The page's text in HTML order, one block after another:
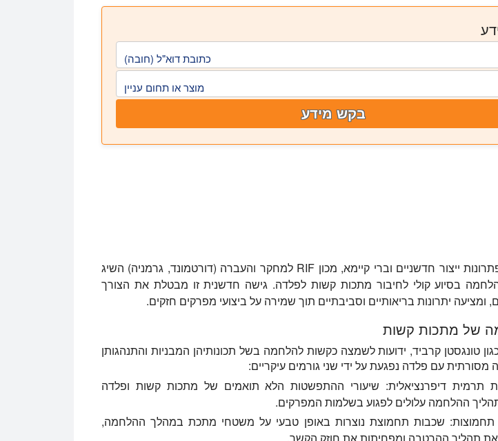
כתובת דוא"ל (חובה)
מוצר או תחום עניין
בקש מידע
בחיפוש אחר פתרונות ייצור חדשניים וברי קיימא, מכון RIF למחקר והעברה (דורטמונד, גרמניה) השיג
בסיוע קולי לחיבור מתכות קשות לפלדה. גישה חדשנית זו מבטלת את הצורך
ומציעה יתרונות בריאותיים וסביבתיים תוך שמירה על ביצועי מפרקים חזקים.
של מתכות קשות
טונגסטן קרביד, ידועות לשמצה כקשות להלחמה בשל תכונותיהן המבניות והתנהגותן
עם פלדה נפגעת על ידי שני גורמים עיקריים:
תרמית דיפרנציאלית: שיעורי ההתפשטות הלא תואמים של מתכות קשות ופלדה
ההלחמה עלולים לפגוע בשלמות המפרקים.
תחמוצות: שכבות תחמוצת נוצרות באופן טבעי על משטחי מתכת במהלך ההלחמה,
תהליך ההרטבה ומפחיתות את חוזק הקשר.